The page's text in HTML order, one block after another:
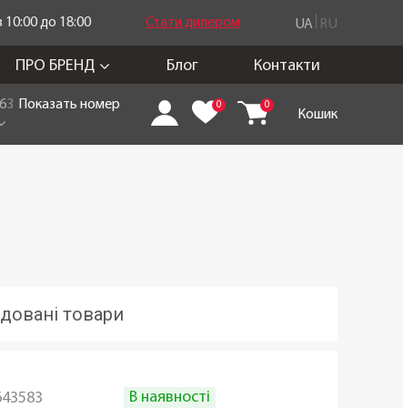
до 18:00 Стати дилером UA RU
ПРО БРЕНД Блог Контакти
63 Показать номер 0 0
Кошик
товари
В наявності